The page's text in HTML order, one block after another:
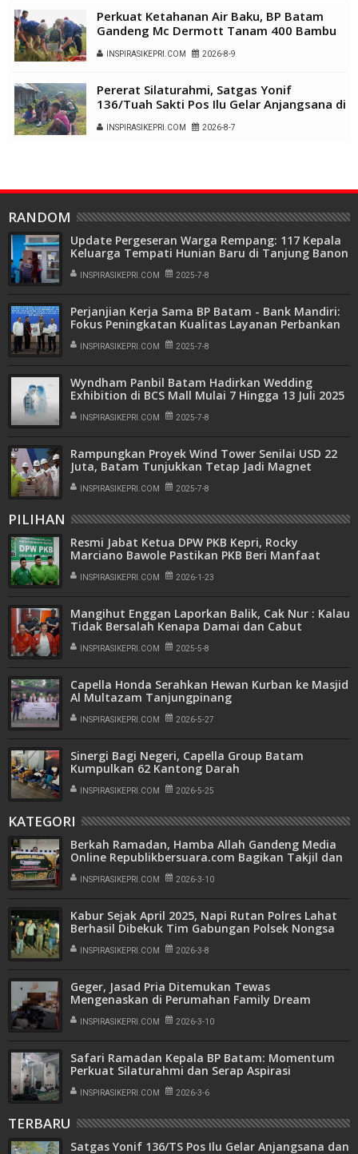
Perkuat Ketahanan Air Baku, BP Batam
Gandeng Mc Dermott Tanam 400 Bambu
INSPIRASIKEPRI.COM 2026-8-9
Pererat Silaturahmi, Satgas Yonif
136/Tuah Sakti Pos Ilu Gelar Anjangsana di
INSPIRASIKEPRI.COM 2026-8-7
RANDOM
Update Pergeseran Warga Rempang: 117 Kepala
Keluarga Tempati Hunian Baru di Tanjung Banon
INSPIRASIKEPRI.COM 2025-7-8
Perjanjian Kerja Sama BP Batam - Bank Mandiri:
Fokus Peningkatan Kualitas Layanan Perbankan
di Lingkungan BP Batam
INSPIRASIKEPRI.COM 2025-7-8
Wyndham Panbil Batam Hadirkan Wedding
Exhibition di BCS Mall Mulai 7 Hingga 13 Juli 2025
INSPIRASIKEPRI.COM 2025-7-8
Rampungkan Proyek Wind Tower Senilai USD 22
Juta, Batam Tunjukkan Tetap Jadi Magnet
INSPIRASIKEPRI.COM 2025-7-8
PILIHAN
Resmi Jabat Ketua DPW PKB Kepri, Rocky
Marciano Bawole Pastikan PKB Beri Manfaat
Nyata Bagi Masyarakat
INSPIRASIKEPRI.COM 2026-1-23
Mangihut Enggan Laporkan Balik, Cak Nur : Kalau
Tidak Bersalah Kenapa Damai dan Cabut
INSPIRASIKEPRI.COM 2025-5-8
Capella Honda Serahkan Hewan Kurban ke Masjid
Al Multazam Tanjungpinang
INSPIRASIKEPRI.COM 2026-5-27
Sinergi Bagi Negeri, Capella Group Batam
Kumpulkan 62 Kantong Darah
INSPIRASIKEPRI.COM 2026-5-25
KATEGORI
Berkah Ramadan, Hamba Allah Gandeng Media
Online Republikbersuara.com Bagikan Takjil dan
INSPIRASIKEPRI.COM 2026-3-10
Kabur Sejak April 2025, Napi Rutan Polres Lahat
Berhasil Dibekuk Tim Gabungan Polsek Nongsa
dan Jatanras Polresta Barelang
INSPIRASIKEPRI.COM 2026-3-8
Geger, Jasad Pria Ditemukan Tewas
Mengenaskan di Perumahan Family Dream
INSPIRASIKEPRI.COM 2026-3-10
Safari Ramadan Kepala BP Batam: Momentum
Perkuat Silaturahmi dan Serap Aspirasi
INSPIRASIKEPRI.COM 2026-3-6
TERBARU
Satgas Yonif 136/TS Pos Ilu Gelar Anjangsana dan